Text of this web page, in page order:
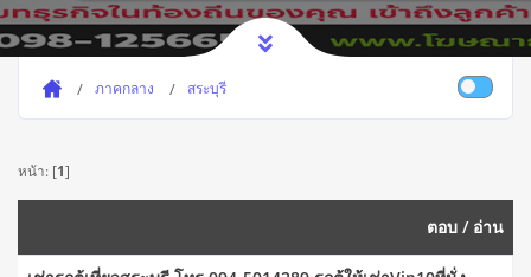
ภาคกลาง สระบุรี
หน้า: [1]
ตอบ / อ่าน